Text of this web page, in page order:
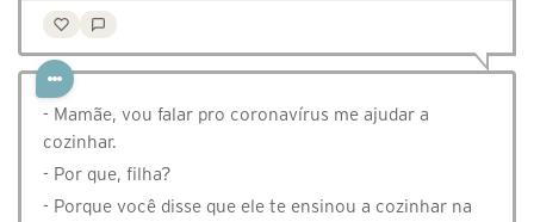
- Mamãe, vou falar pro coronavírus me ajudar a
cozinhar.
- Por que, filha?
- Porque você disse que ele te ensinou a cozinhar na